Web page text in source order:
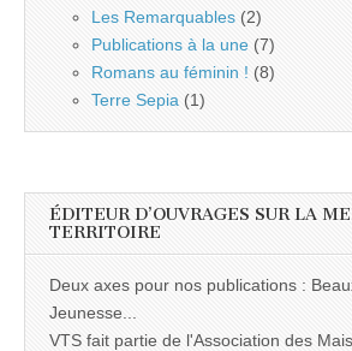
Les Remarquables (2)
Publications à la une (7)
Romans au féminin ! (8)
Terre Sepia (1)
ÉDITEUR D’OUVRAGES SUR LA
TERRITOIRE
Deux axes pour nos publications :
Jeunesse...
VTS fait partie de l'Association des